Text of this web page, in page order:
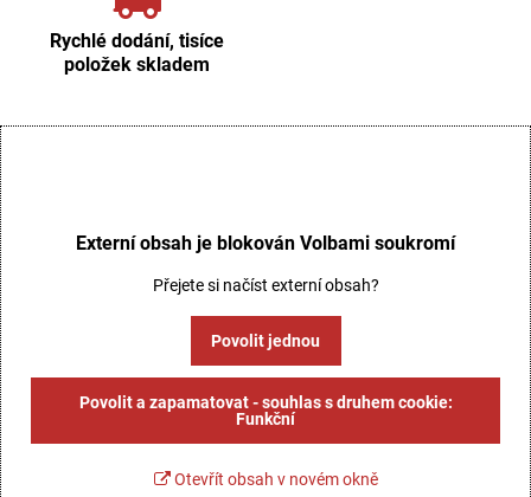
Rychlé dodání, tisíce
položek skladem
Externí obsah je blokován Volbami soukromí
Přejete si načíst externí obsah?
Povolit jednou
Povolit a zapamatovat - souhlas s druhem cookie:
Funkční
Otevřít obsah v novém okně